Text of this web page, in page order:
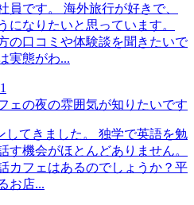
員です。 海外旅行が好きで、
になりたいと思っています。
の口コミや体験談を聞きたいで
実態がわ...
1
ェの夜の雰囲気が知りたいです
してきました。 独学で英語を勉
す機会がほとんどありません。
カフェはあるのでしょうか？平
お店...